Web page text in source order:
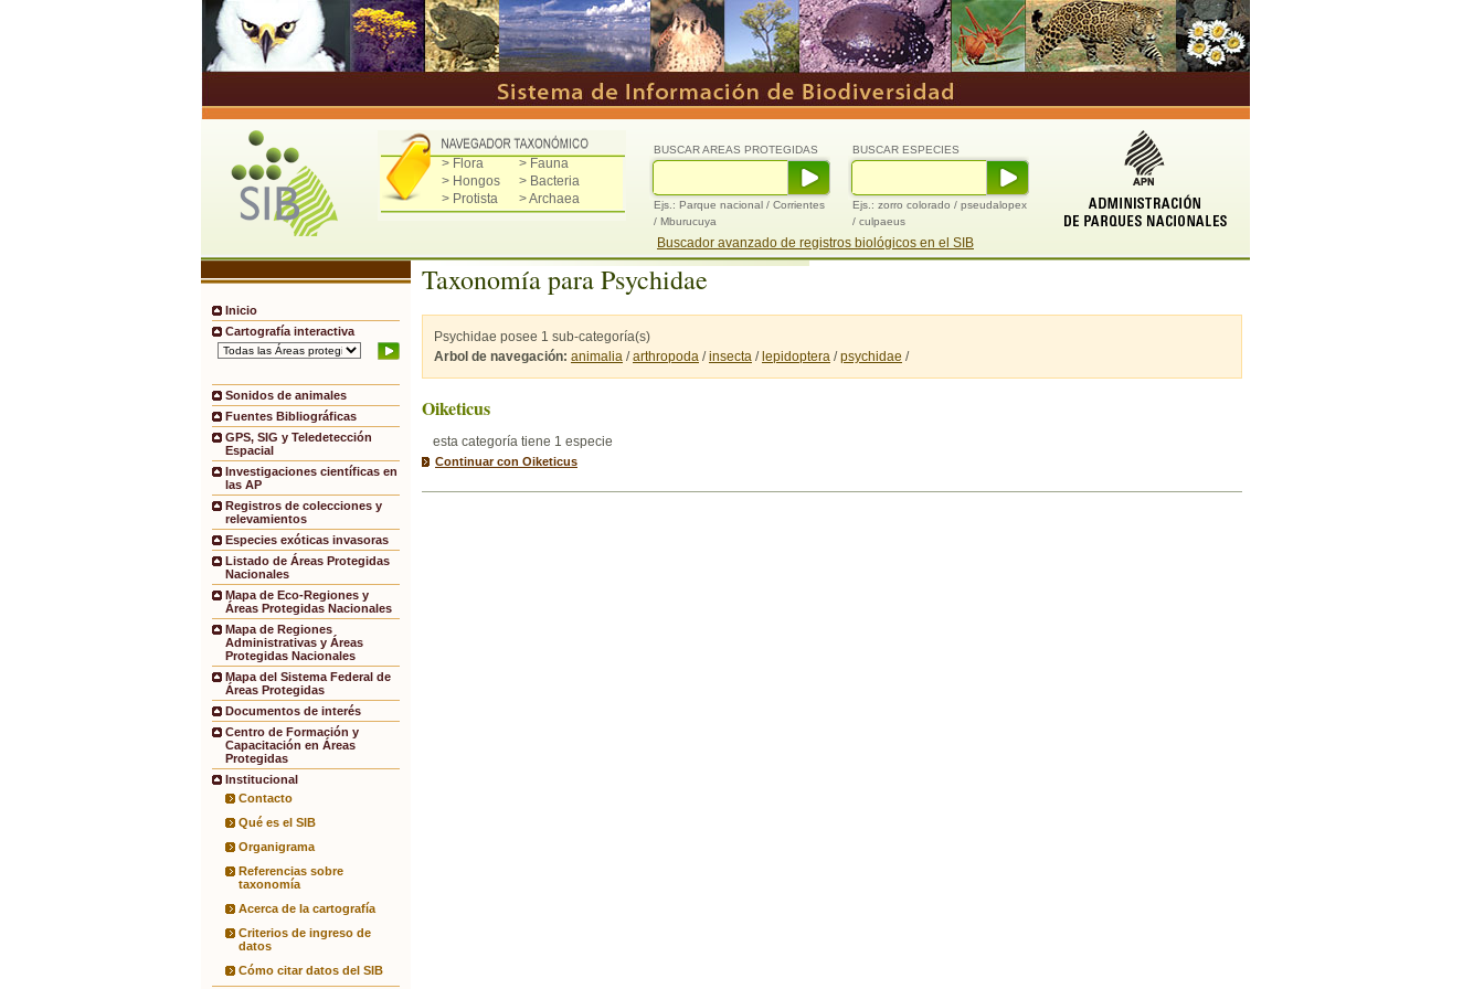
> Flora
> Fauna
> Hongos
> Bacteria
> Protista
> Archaea
BUSCAR ESPECIES
Ejs.: zorro colorado / pseudalopex
/ culpaeus
BUSCAR AREAS PROTEGIDAS
Ejs.: Parque nacional / Corrientes
/ Mburucuya
Buscador avanzado de registros biológicos en el SIB
Inicio
Cartografía interactiva
Sonidos de animales
Fuentes Bibliográficas
GPS, SIG y Teledetección
Espacial
Investigaciones científicas en
las AP
Registros de colecciones y
relevamientos
Especies exóticas invasoras
Listado de Áreas Protegidas
Nacionales
Mapa de Eco-Regiones y
Áreas Protegidas Nacionales
Mapa de Regiones
Administrativas y Áreas
Protegidas Nacionales
Mapa del Sistema Federal de
Áreas Protegidas
Documentos de interés
Centro de Formación y
Capacitación en Áreas
Protegidas
Institucional
Contacto
Qué es el SIB
Organigrama
Referencias sobre
taxonomía
Acerca de la cartografía
Criterios de ingreso de
datos
Cómo citar datos del SIB
Taxonomía para Psychidae
Psychidae posee 1 sub-categoría(s)
Arbol de navegación: animalia /arthropoda /insecta / lepidoptera /psychidae /
Oiketicus
esta categoría tiene 1 especie
Continuar con Oiketicus